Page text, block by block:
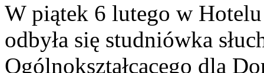
W piątek 6 lutego w
odbyła się studniówka
Ogólnokształcącego dla